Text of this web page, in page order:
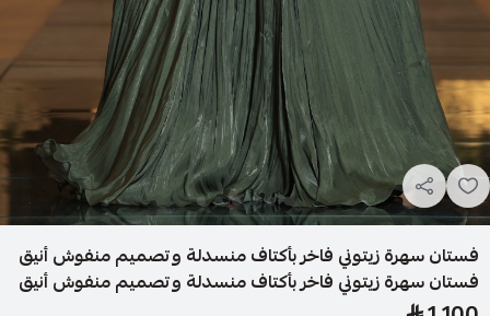
فستان سهرة زيتوني فاخر بأكتاف منسدلة وتصميم منفوش أنيق
فستان سهرة زيتوني فاخر بأكتاف منسدلة وتصميم منفوش أنيق